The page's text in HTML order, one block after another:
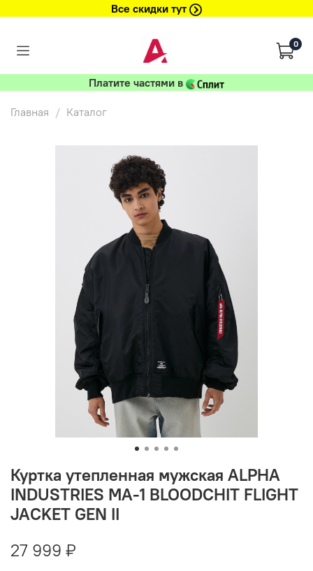
Все скидки тут
0
Платите частями в
Главная Каталог
Куртка утепленная мужская ALPHA
INDUSTRIES MA-1 BLOODCHIT FLIGHT
JACKET GEN II
27 999 ₽